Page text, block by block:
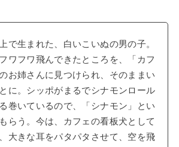
で生まれた、白いこいぬの男の子。
ワフワ飛んできたところを、「カフ
お姉さんに見つけられ、そのままい
に。シッポがまるでシナモンロール
巻いているので、「シナモン」とい
らう。今は、カフェの看板犬として
大きな耳をパタパタさせて、空を飛